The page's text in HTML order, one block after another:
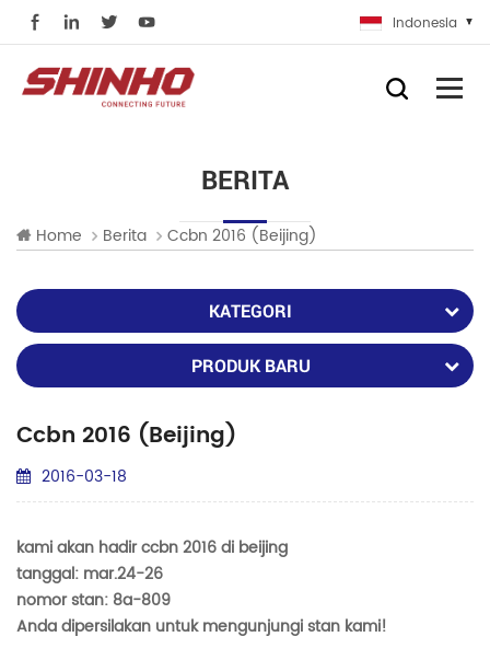
Indonesia
BERITA
Home Berita Ccbn 2016 (beijing)
KATEGORI
PRODUK BARU
Ccbn 2016 (beijing)
2016-03-18
kami akan hadirccbn 2016di beijing
tanggal: mar.24-26
nomor stan: 8a-809
Anda dipersilakan untuk mengunjungi stan kami!